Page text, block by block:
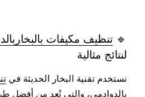
🔹 تنظيف مكيفات
لنتائج مثالية
نستخدم تقنية البخار الحديثة في
بالدوادمي، والتي تُعد من أفضل